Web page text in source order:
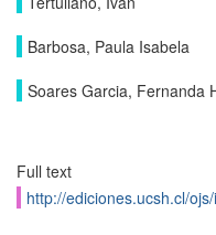
Barbosa, Paula Isabela
Soares Garcia, Fernanda
Full text
http://ediciones.ucsh.cl/